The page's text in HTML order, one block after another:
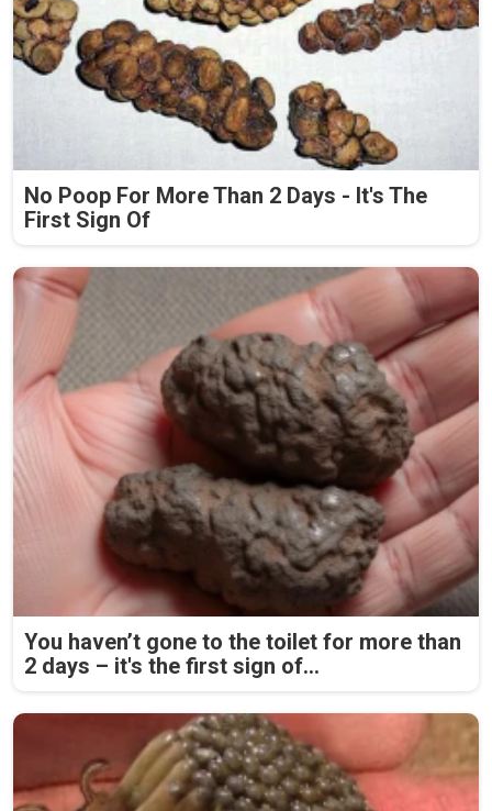
No Poop For More Than 2 Days - It's The
First Sign Of
You haven’t gone to the toilet for more than
2 days – it's the first sign of...